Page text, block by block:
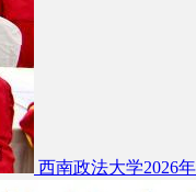
西南政法大学2026